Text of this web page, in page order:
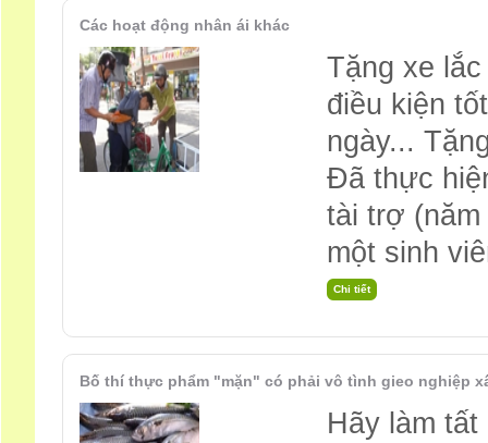
Các hoạt động nhân ái khác
Tặng xe
điều kiện
ngày...
Đã thực
tài trợ (năm
một sinh
Bố thí thực phẩm "mặn" có phải vô tình gieo nghiệp
Hãy làm